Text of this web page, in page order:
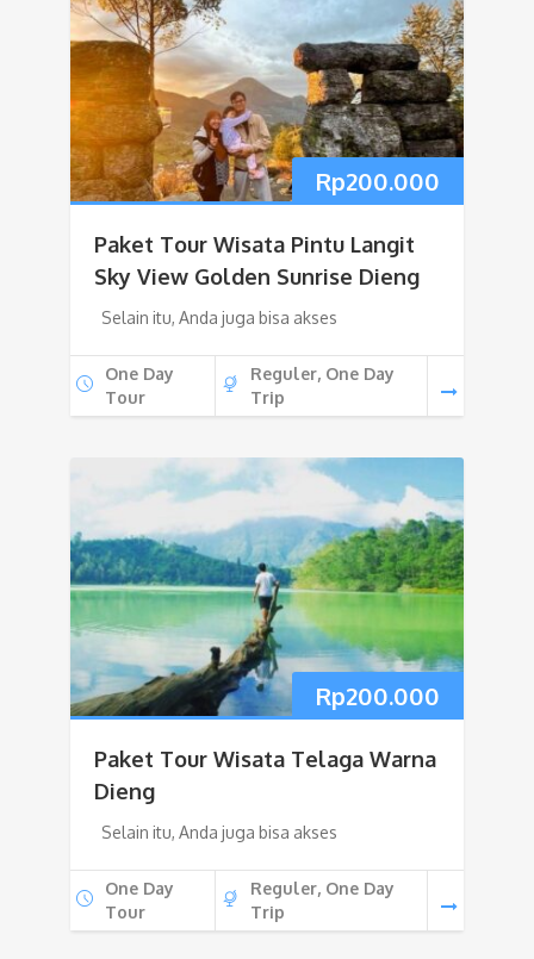
Rp200.000
Paket Tour Wisata Pintu Langit
Sky View Golden Sunrise Dieng
Selain itu, Anda juga bisa akses
One Day
Tour
Reguler, One Day
Trip
Rp200.000
Paket Tour Wisata Telaga Warna
Dieng
Selain itu, Anda juga bisa akses
One Day
Tour
Reguler, One Day
Trip